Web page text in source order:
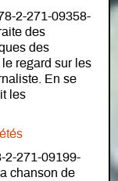
2-271-09358-
des
des
regard sur les
En se
les
2-271-09199-
chanson de